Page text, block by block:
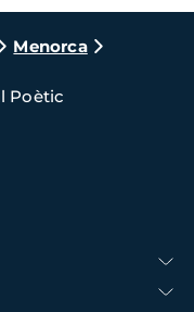
Menorca
Poètic